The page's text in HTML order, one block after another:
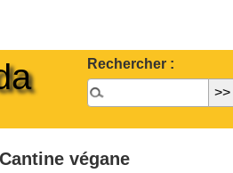
Rechercher :
végane